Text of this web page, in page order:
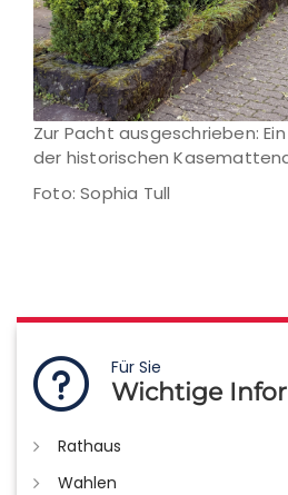
Zur Pacht ausgeschrieben:
der historischen
Foto: Sophia Tull
Für Sie
Wichtige
Rathaus
Wahlen